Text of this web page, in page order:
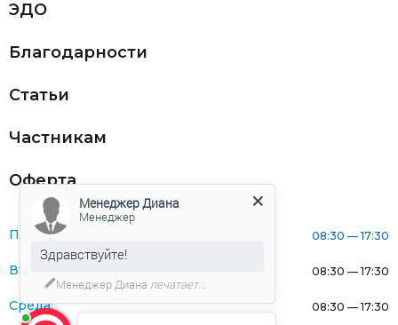
ЭДО
Благодарности
Статьи
Частникам
Оферта
Понедельник: 08:30 — 17:30
Вторник: 08:30 — 17:30
Среда: 08:30 — 17:30
Менеджер Диана
Менеджер
Здравствуйте!
Менеджер Диана печатает...